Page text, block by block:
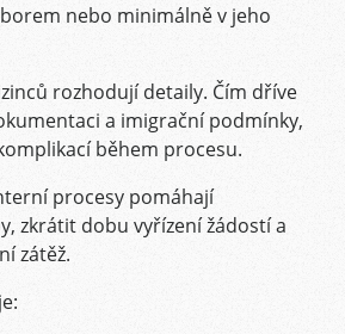
nebo minimálně v jeho
rozhodují detaily. Čím dříve
a imigrační podmínky,
během procesu.
procesy pomáhají
zkrátit dobu vyřízení žádostí a
zátěž.